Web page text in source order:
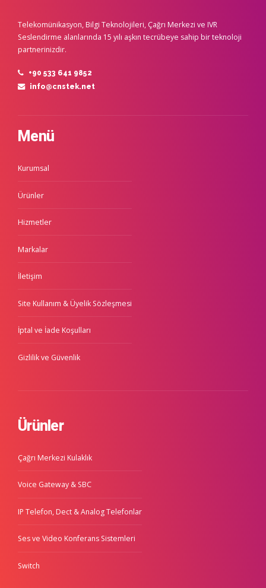
Telekomünikasyon, Bilgi Teknolojileri, Çağrı Merkezi ve IVR
Seslendirme alanlarında 15 yılı aşkın tecrübeye sahip bir teknoloji
partnerinizdir.
+90 533 641 9852
info@cnstek.net
Menü
Kurumsal
Ürünler
Hizmetler
Markalar
İletişim
Site Kullanım & Üyelik Sözleşmesi
İptal ve İade Koşulları
Gizlilik ve Güvenlik
Ürünler
Çağrı Merkezi Kulaklık
Voice Gateway & SBC
IP Telefon, Dect & Analog Telefonlar
Ses ve Video Konferans Sistemleri
Switch